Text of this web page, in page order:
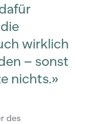
wirklich
– sonst
nichts.»
des